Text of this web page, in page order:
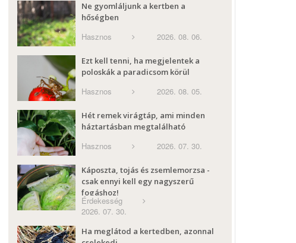
Ne gyomláljunk a kertben a
hőségben
Hasznos 2026. 08. 06.
Ezt kell tenni, ha megjelentek a
poloskák a paradicsom körül
Hasznos 2026. 08. 05.
Hét remek virágtáp, ami minden
háztartásban megtalálható
Hasznos 2026. 07. 30.
Káposzta, tojás és zsemlemorzsa -
csak ennyi kell egy nagyszerű
fogáshoz!
Érdekesség
2026. 07. 30.
Ha meglátod a kertedben, azonnal